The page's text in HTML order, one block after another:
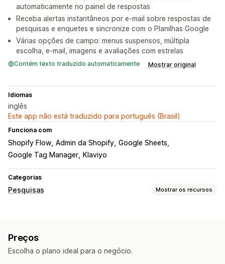
automaticamente no painel de respostas
Receba alertas instantâneos por e-mail sobre respostas de
pesquisas e enquetes e sincronize com o Planilhas Google
Várias opções de campo: menus suspensos, múltipla
escolha, e-mail, imagens e avaliações com estrelas
Contém texto traduzido automaticamente Mostrar original
Idiomas
inglês
Este app não está traduzido para português (Brasil)
Funciona com
Shopify Flow Admin da Shopify Google Sheets
Google Tag Manager
Klaviyo
Categorias
Pesquisas Mostrar os recursos
Editor de arrastar e soltar
Diversas páginas Pop-ups
Preços
Escolha o plano ideal para o negócio.